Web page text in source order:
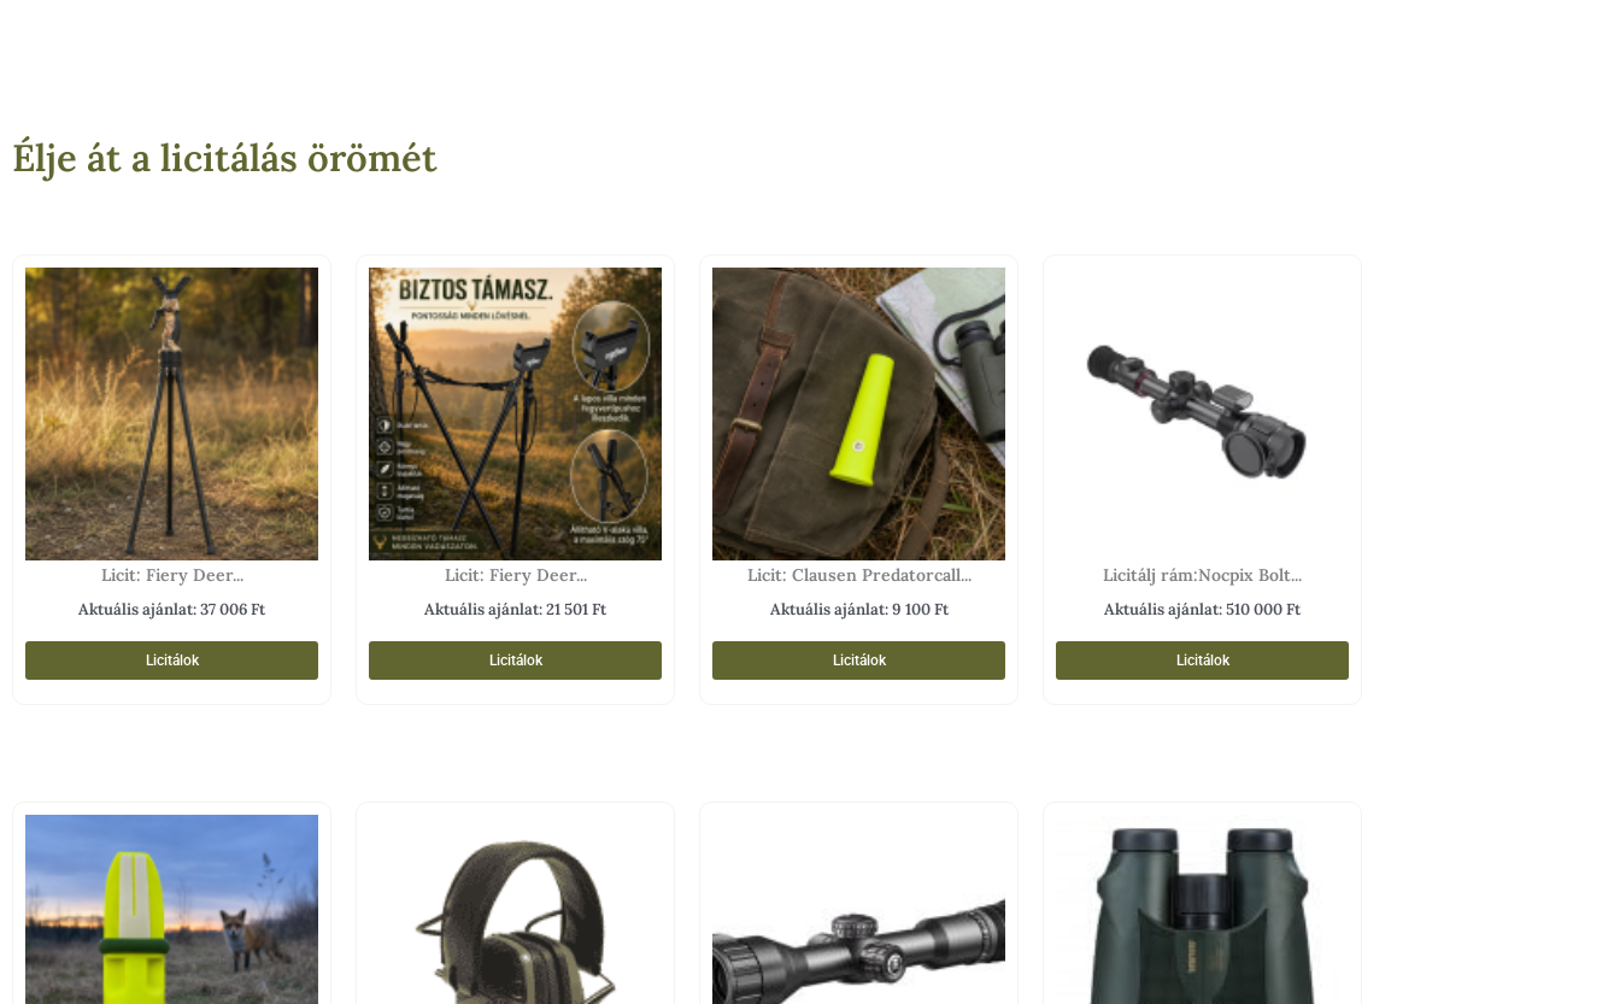
Élje át a licitálás örömét
Licit: Fiery Deer...
Aktuális ajánlat:37 006Ft
Licitálok
Licit: Fiery Deer...
Aktuális ajánlat:21 501Ft
Licitálok
Licit: Clausen Predatorcall...
Aktuális ajánlat:9 100Ft
Licitálok
Licitálj rám:Nocpix Bolt...
Aktuális ajánlat:510 000Ft
Licitálok